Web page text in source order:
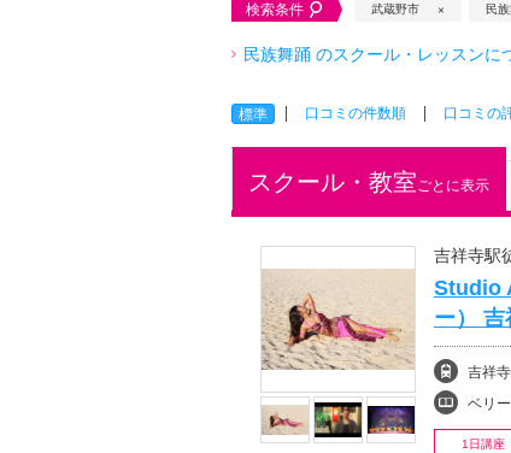
検索条件 武蔵野市 民
民族舞踊 のスクール・レッスンに
標準 口コミの件数順 口コミの
スクール・教室ごとに表示
吉祥寺駅
Studio
ー） 吉
吉祥
ベリ
1日講座